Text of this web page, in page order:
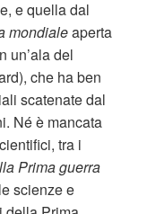
e quella dal
mondialeaperta
un’ala del
che ha ben
scatenate dal
Né è mancata
tra i
Prima guerra
scienze e